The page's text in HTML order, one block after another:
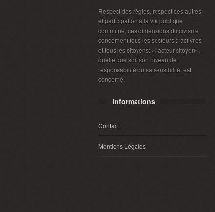
Respect des règles, respect des autres
et participation à la vie publique
commune, ces dimensions du civisme
concernent tous les secteurs d’activités
et tous les citoyens: «l’acteur-citoyen»,
quelle que soit son niveau de
responsabilité ou sa sensibilité, est
concerné.
Informations
Contact
Mentions Légales